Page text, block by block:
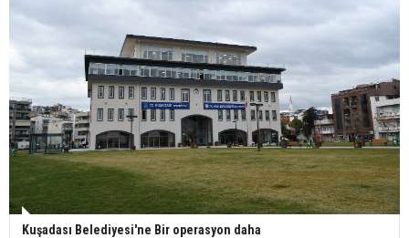
Kuşadası Belediyesi'ne Bir operasyon daha